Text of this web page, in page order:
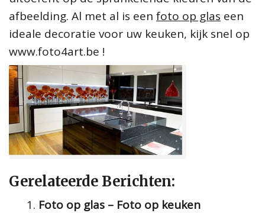
afbeelding. Al met al is een foto op glas een
ideale decoratie voor uw keuken, kijk snel op
www.foto4art.be !
Gerelateerde Berichten:
Foto op glas – Foto op keuken